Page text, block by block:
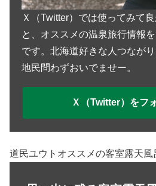
Ｘ（Twitter）では使ってみて
と、オススメの温泉旅行情報
です。北海道好きな人つなが
地民問わずおいでませー。
Ｘ（Twitter）をフ
道民ユウトオススメの客室露天風